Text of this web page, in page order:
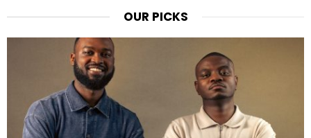
OUR PICKS